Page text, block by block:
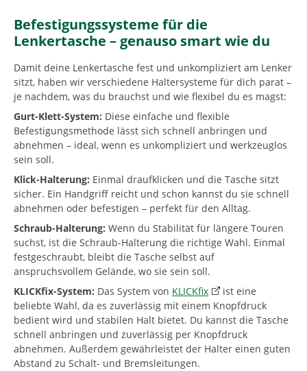
Befestigungssysteme für die
Lenkertasche – genauso smart wie du
Damit deine Lenkertasche fest und unkompliziert am Lenker
sitzt, haben wir verschiedene Haltersysteme für dich parat –
je nachdem, was du brauchst und wie flexibel du es magst:
Gurt-Klett-System: Diese einfache und flexible
Befestigungsmethode lässt sich schnell anbringen und
abnehmen – ideal, wenn es unkompliziert und werkzeuglos
sein soll.
Klick-Halterung: Einmal draufklicken und die Tasche sitzt
sicher. Ein Handgriff reicht und schon kannst du sie schnell
abnehmen oder befestigen – perfekt für den Alltag.
Schraub-Halterung: Wenn du Stabilität für längere Touren
suchst, ist die Schraub-Halterung die richtige Wahl. Einmal
festgeschraubt, bleibt die Tasche selbst auf
anspruchsvollem Gelände, wo sie sein soll.
KLICKfix-System: Das System von KLICKfix
ist eine
beliebte Wahl, da es zuverlässig mit einem Knopfdruck
bedient wird und stabilen Halt bietet. Du kannst die Tasche
schnell anbringen und zuverlässig per Knopfdruck
abnehmen. Außerdem gewährleistet der Halter einen guten
Abstand zu Schalt- und Bremsleitungen.